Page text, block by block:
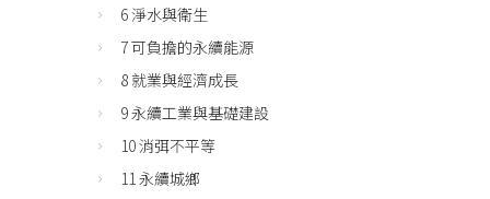
6 淨水與衛生
7 可負擔的永續能源
8 就業與經濟成長
9 永續工業與基礎建設
10 消弭不平等
11 永續城鄉